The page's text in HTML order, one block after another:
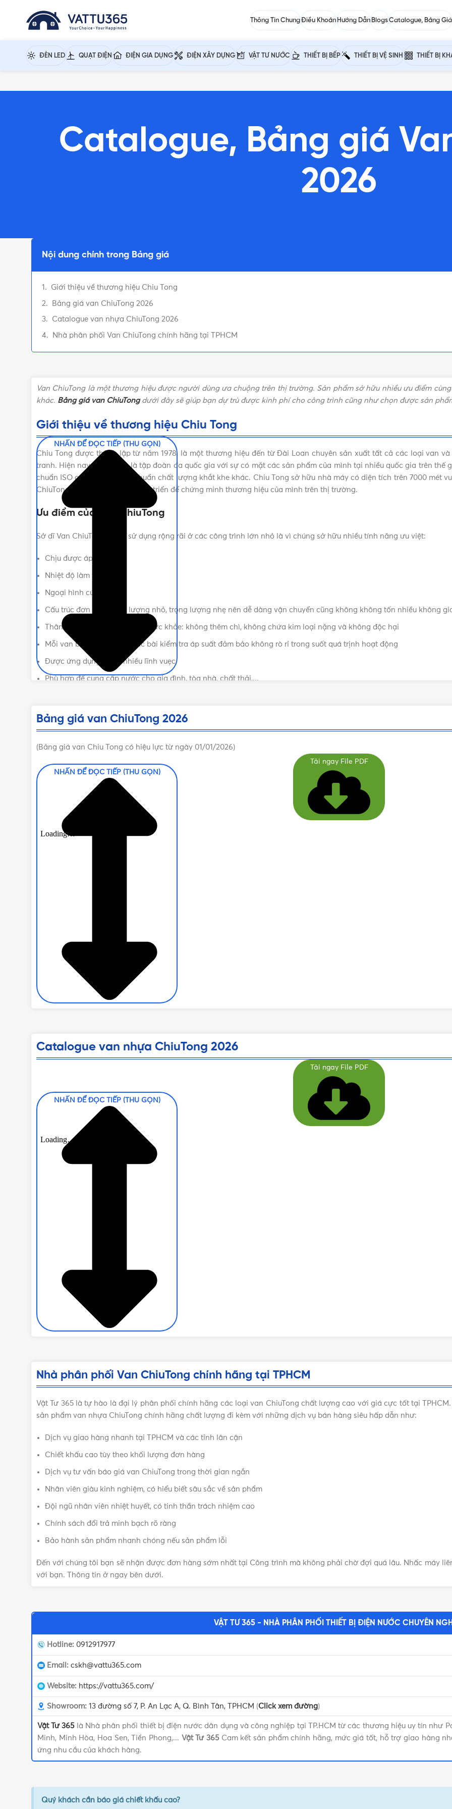
Thông Tin ChungĐiều Khoản Hướng Dẫn BlogsCatalogue, Bảng Giá
ĐÈN LED QUẠT ĐIỆN ĐIỆN GIA DỤNG ĐIỆN XÂY DỰNG VẬT TƯ NƯỚC THIẾT BỊ BẾP THIẾT BỊ VỆ SINH THIẾT BỊ
Catalogue, Bảng giá
2026
Nội dung chính trong Bảng giá
Giới thiệu về thương hiệu Chiu Tong
Bảng giá van ChiuTong 2026
Catalogue van nhựa ChiuTong 2026
Nhà phân phối Van ChiuTong chính hãng tại TPHCM
Van ChiuTong là một thương hiệu được người dùng ưa chuộng trên thị trường. Sản phẩm sở hữu nhiều ưu điểm
khác. Bảng giá van ChiuTongdưới đây sẽ giúp bạn dự trù được kinh phí cho công trình cũng như chọn được sản
Giới thiệu về thương hiệu Chiu Tong
Chiu Tong được thành lập từ năm 1978, là một thương hiệu đến từ Đài Loan chuyên sản xuất tất cả các loại van
tranh. Hiện nay Chiu Tong là tập đoàn đa quốc gia với sự có mặt các sản phẩm của mình tại nhiều quốc gia trên thế
chuẩn ISO cùng những tiêu chuẩn chất lượng khắt khe khác. Chiu Tong sở hữu nhà máy có diện tích trên 7000 mét
ChiuTong vẫn đang tiếp tục phát triển để chứng minh thương hiệu của mình trên thị trường.
Ưu điểm của Van ChiuTong
Sở dĩ Van ChiuTong được sử dụng rộng rãi ở các công trình lớn nhỏ là vì chúng sở hữu nhiều tính năng ưu việt:
Chịu được áp suất lớn
Nhiệt độ làm việc cao
Ngoại hình cứng cáp
Cấu trúc đơn giản, khối lượng nhỏ, trọng lượng nhẹ nên dễ dàng vận chuyển cũng không không tốn nhiều không
Thân thiện với môi trường và sức khỏe: không thêm chì, không chứa kim loại nặng và không độc hại
Mỗi van bi đều vượt qua các bài kiểm tra áp suất đảm bảo không rò rỉ trong suốt quá trịnh hoạt động
Được ứng dụng trong nhiều lĩnh vuẹc
Phù hợp để cung cấp nước cho gia đình, tòa nhà, chất thải,...
Chiu Tong là một thương hiệu Van nhựa với đa dạng các dòng sản phẩm, có thể kể đến như:
Van PVC tay đỏ không răng
Van PVC tay xanh không răng
Van PVC tay đỏ có răng
Van PVC tay gạt nhựa xanh
Van PVC tay gạt Inox bi Inox
Van PVC tay gạt Inox bi nhựa ABS
NHẤN ĐỂ ĐỌC TIẾP (THU GỌN)
Bảng giá van ChiuTong 2026
(Bảng giá van Chiu Tong có hiệu lực từ ngày 01/01/2026)
Tải ngay File PDF
NHẤN ĐỂ ĐỌC TIẾP (THU GỌN)
Catalogue van nhựa ChiuTong 2026
Tải ngay File PDF
NHẤN ĐỂ ĐỌC TIẾP (THU GỌN)
Nhà phân phối Van ChiuTong chính hãng tại TPHCM
Vật Tư 365 là tự hào là đại lý phân phối chính hãng các loại van ChiuTong chất lượng cao với giá cực tốt tại
sản phẩm van nhựa ChiuTong chính hãng chất lượng đi kèm với những dịch vụ bán hàng siêu hấp dẫn như:
Dịch vụ giao hàng nhanh tại TPHCM và các tỉnh lân cận
Chiết khấu cao tùy theo khối lượng đơn hàng
Dịch vụ tư vấn báo giá van ChiuTong trong thời gian ngắn
Nhân viên giàu kinh nghiệm, có hiểu biết sâu sắc về sản phẩm
Đội ngũ nhân viên nhiệt huyết, có tinh thần trách nhiệm cao
Chính sách đổi trả minh bạch rõ ràng
Bảo hành sản phẩm nhanh chóng nếu sản phẩm lỗi
Đến với chúng tôi bạn sẽ nhận được đơn hàng sớm nhất tại Công trình mà không phải chờ đợi quá lâu. Nhấc máy
với bạn. Thông tin ở ngay bên dưới.
VẬT TƯ 365 - NHÀ PHÂN PHỐI THIẾT BỊ ĐIỆN NƯỚC CHUYÊN
Hotline: 0912917977
Email: cskh@vattu365.com
Website: https://vattu365.com/
Showroom: 13 đường số 7, P. An Lạc A, Q. Bình Tân, TPHCM (Click xem đường)
Vật Tư 365là Nhà phân phối thiết bị điện nước dân dụng và công nghiệp tại TP.HCM từ các thương hiệu uy tín như
Minh, Minh Hòa, Hoa Sen, Tiền Phong,... Vật Tư 365Cam kết sản phẩm chính hãng, mức giá tốt, hỗ trợ giao hàng
ứng nhu cầu của khách hàng.
Quý khách cần báo giá chiết khấu cao?